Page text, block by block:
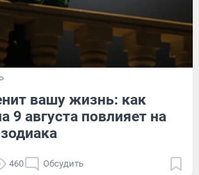
вашу жизнь: как
9 августа повлияет на
460 Обсудить